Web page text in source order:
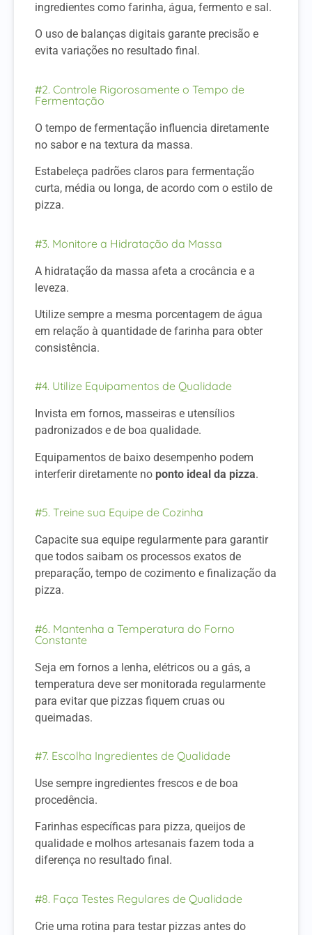
ingredientes como farinha, água, fermento e sal.
O uso de balanças digitais garante precisão e
evita variações no resultado final.
#2. Controle Rigorosamente o Tempo de
Fermentação
O tempo de fermentação influencia diretamente
no sabor e na textura da massa.
Estabeleça padrões claros para fermentação
curta, média ou longa, de acordo com o estilo de
pizza.
#3. Monitore a Hidratação da Massa
A hidratação da massa afeta a crocância e a
leveza.
Utilize sempre a mesma porcentagem de água
em relação à quantidade de farinha para obter
consistência.
#4. Utilize Equipamentos de Qualidade
Invista em fornos, masseiras e utensílios
padronizados e de boa qualidade.
Equipamentos de baixo desempenho podem
interferir diretamente no ponto ideal da pizza.
#5. Treine sua Equipe de Cozinha
Capacite sua equipe regularmente para garantir
que todos saibam os processos exatos de
preparação, tempo de cozimento e finalização da
pizza.
#6. Mantenha a Temperatura do Forno
Constante
Seja em fornos a lenha, elétricos ou a gás, a
temperatura deve ser monitorada regularmente
para evitar que pizzas fiquem cruas ou
queimadas.
#7. Escolha Ingredientes de Qualidade
Use sempre ingredientes frescos e de boa
procedência.
Farinhas específicas para pizza, queijos de
qualidade e molhos artesanais fazem toda a
diferença no resultado final.
#8. Faça Testes Regulares de Qualidade
Crie uma rotina para testar pizzas antes do